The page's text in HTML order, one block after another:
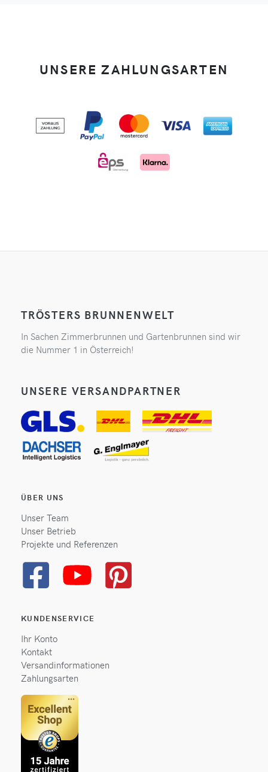
UNSERE ZAHLUNGSARTEN
TRÖSTERS BRUNNENWELT
In Sachen Zimmerbrunnen und Gartenbrunnen sind wir
die Nummer 1 in Österreich!
UNSERE VERSANDPARTNER
ÜBER UNS
Unser Team
Unser Betrieb
Projekte und Referenzen
KUNDENSERVICE
Ihr Konto
Kontakt
Versandinformationen
Zahlungsarten